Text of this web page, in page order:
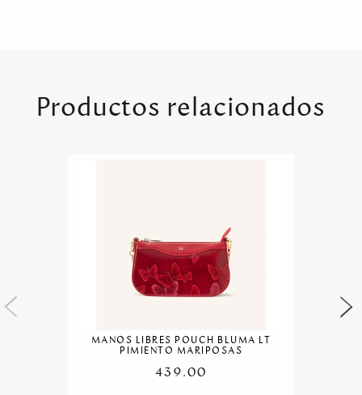
Productos relacionados
MANOS LIBRES POUCH BLUMA LT
PIMIENTO MARIPOSAS
439.00